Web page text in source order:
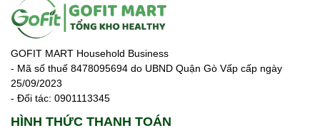
GOFIT MART Household Business
- Mã số thuế 8478095694 do UBND Quận Gò Vấp cấp ngày
25/09/2023
- Đối tác: 0901113345
HÌNH THỨC THANH TOÁN